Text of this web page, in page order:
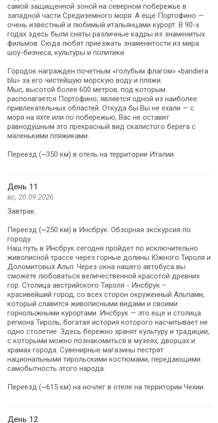
самой защищенной зоной на северном побережье в
западной части Средиземного моря. А еще Портофино —
очень известный и любимый итальянцами курорт. В 90-х
годах здесь были сняты различные кадры из знаменитых
фильмов. Сюда любят приезжать знаменитости из мира
шоу-бизнеса, культуры и политики.
Городок награжден почетным «голубым флагом» «bandiera
blu» за его чистейшую морскую воду и пляжи.
Мыс, высотой более 600 метров, под которым
располагается Портофино, является одной из наиболее
привлекательных областей. Откуда бы Вы не ехали — с
моря на яхте или по побережью, Вас не оставит
равнодушным это прекрасный вид скалистого берега с
маленькими пляжиками.
Переезд (~350 км) в отель на территории Италии.
День 11
вс, 20.09.2026
Завтрак.
Переезд (~250 км) в Инсбрук. Обзорная экскурсия по
городу.
Наш путь в Инсбрук сегодня пройдет по исключительно
живописной трассе через горные долины Южного Тироля и
Доломитовых Альп. Через окна нашего автобуса вы
сможете любоваться величественной красотой древних
гор. Столица австрийского Тироля - Инсбрук –
красивейший город, со всех сторон окруженный Альпами,
который славится живописными видами и своими
горнолыжными курортами. Инсбрук — это еще и столица
региона Тироль, богатая история которого насчитывает не
одно столетие. Здесь бережно хранят культуру и традиции,
с которыми можно познакомиться в музеях, дворцах и
храмах города. Сувенирные магазины пестрят
национальными тирольскими костюмами, передающими
самобытность этого народа.
Переезд (~615 км) на ночлег в отеле на территории Чехии.
День 12